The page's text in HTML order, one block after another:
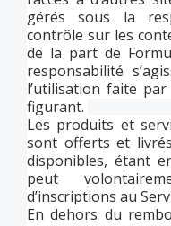
gérés sous la
contrôle sur les
de la part de
responsabilité
l’utilisation faite
figurant.
Les produits et
sont offerts et
disponibles, étant
peut
d’inscriptions au
En dehors du